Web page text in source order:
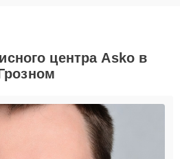
центра Asko в